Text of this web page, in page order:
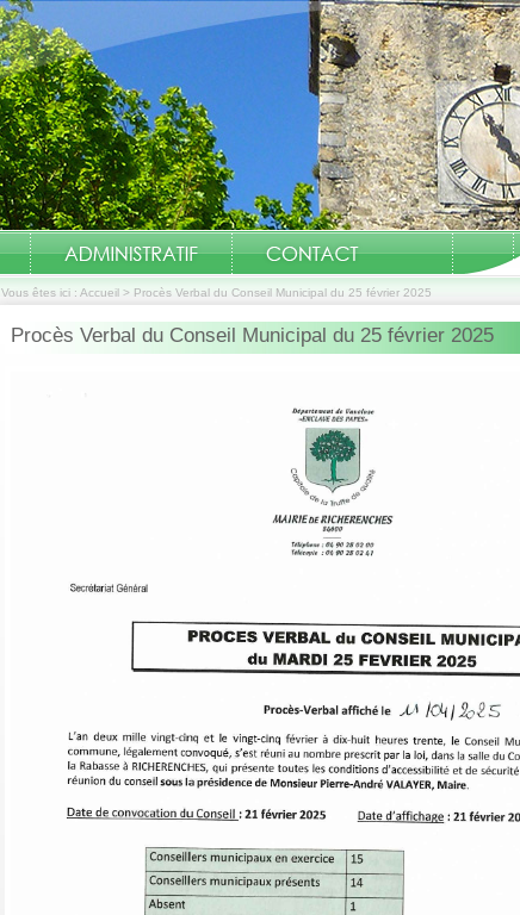
Vous êtes ici : Accueil > Procès Verbal du Conseil Municipal du 25 février 2025
Procès Verbal du Conseil Municipal du 25 février 2025